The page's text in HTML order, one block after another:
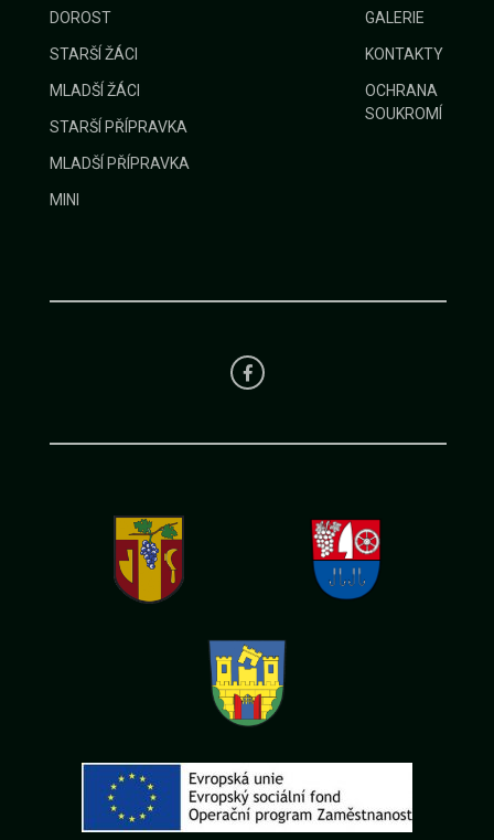
DOROST
STARŠÍ ŽÁCI
MLADŠÍ ŽÁCI
STARŠÍ PŘÍPRAVKA
MLADŠÍ PŘÍPRAVKA
MINI
GALERIE
KONTAKTY
OCHRANA
SOUKROMÍ